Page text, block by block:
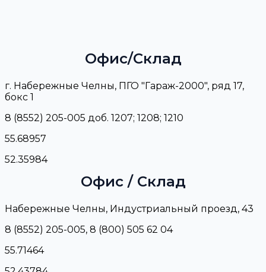
Офис/Склад
г. Набережные Челны, ПГО "Гараж-2000", ряд 17,
бокс 1
8 (8552) 205-005 доб. 1207; 1208; 1210
55.68957
52.35984
Офис / Склад
Набережные Челны, Индустриальный проезд, 43
8 (8552) 205-005, 8 (800) 505 62 04
55.71464